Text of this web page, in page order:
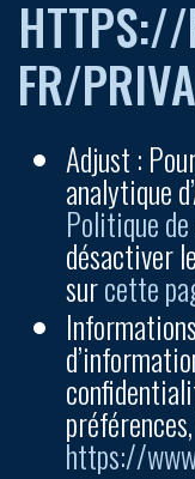
HTTPS://
FR/
Adjust :
analytique
Politique
désactiver
surcette
https://